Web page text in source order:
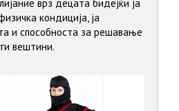
врз децата бидејќи ја
кондиција, ја
и способноста за решавање
вештини.